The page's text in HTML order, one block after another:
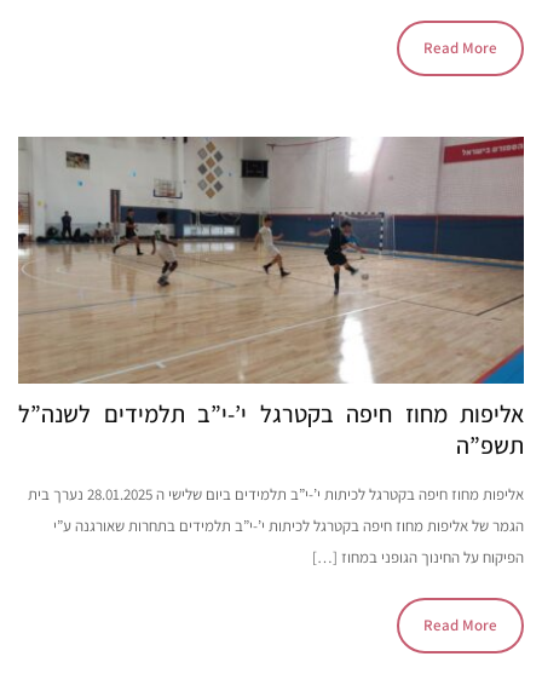
Read More
אליפות מחוז חיפה בקטרגל י’-י”ב תלמידים לשנה”ל
תשפ”ה
אליפות מחוז חיפה בקטרגל לכיתות י’-י”ב תלמידים ביום שלישי ה 28.01.2025 נערך בית
הגמר של אליפות מחוז חיפה בקטרגל לכיתות י’-י”ב תלמידים בתחרות שאורגנה ע”י
הפיקוח על החינוך הגופני במחוז […]
Read More